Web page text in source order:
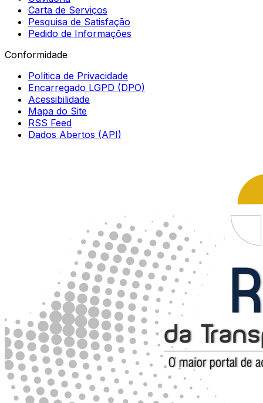
Carta de Serviços
Pesquisa de Satisfação
Pedido de Informações
Conformidade
Política de Privacidade
Encarregado LGPD (DPO)
Acessibilidade
Mapa do Site
RSS Feed
Dados Abertos (API)